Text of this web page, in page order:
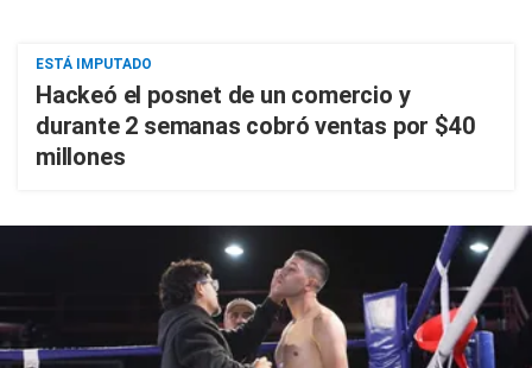
ESTÁ IMPUTADO
Hackeó el posnet de un comercio y
durante 2 semanas cobró ventas por $40
millones